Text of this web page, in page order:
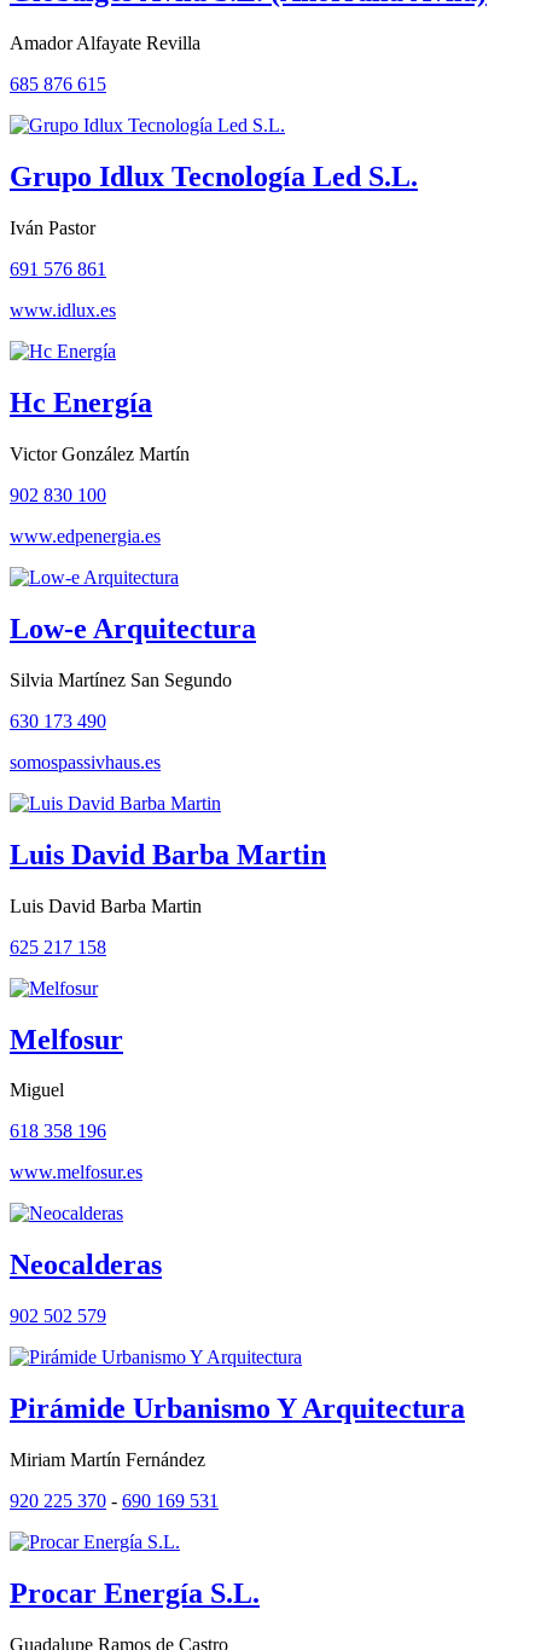
Amador Alfayate Revilla
685 876 615
Grupo Idlux Tecnología Led S.L.
Iván Pastor
691 576 861
www.idlux.es
Hc Energía
Victor González Martín
902 830 100
www.edpenergia.es
Low-e Arquitectura
Silvia Martínez San Segundo
630 173 490
somospassivhaus.es
Luis David Barba Martin
Luis David Barba Martin
625 217 158
Melfosur
Miguel
618 358 196
www.melfosur.es
Neocalderas
902 502 579
Pirámide Urbanismo Y Arquitectura
Miriam Martín Fernández
920 225 370 - 690 169 531
Procar Energía S.L.
Guadalupe Ramos de Castro